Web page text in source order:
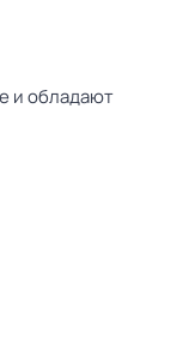
и обладают